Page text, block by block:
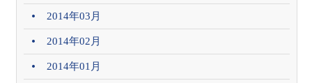
2014年03月
2014年02月
2014年01月